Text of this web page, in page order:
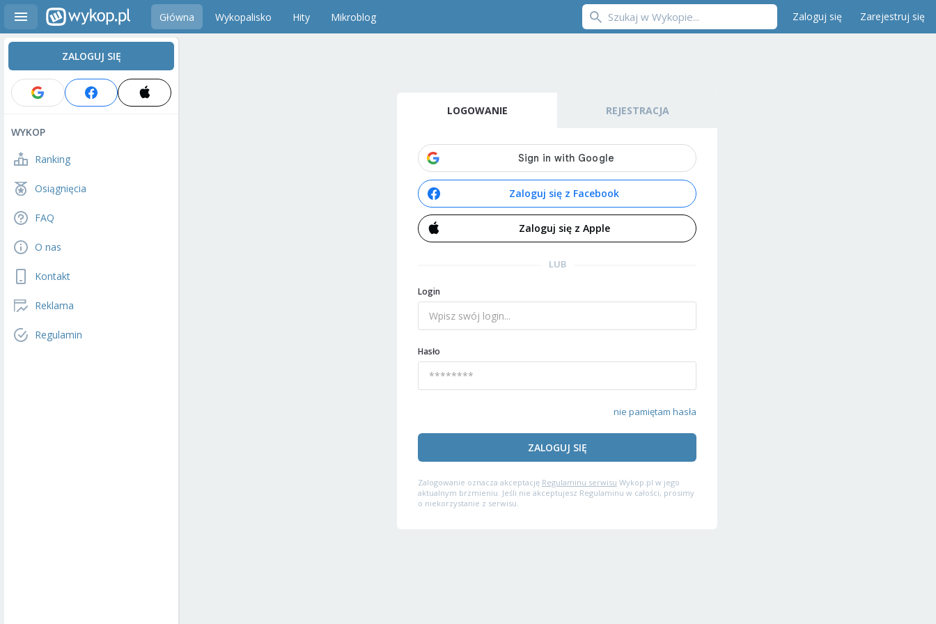
Główna Wykopalisko Hity Mikroblog Zaloguj się Zarejestruj się
ZALOGUJ SIĘ
WYKOP
Ranking
Osiągnięcia
FAQ
O nas
Kontakt
Reklama
Regulamin
LOGOWANIE REJESTRACJA
Zaloguj się z Facebook
Zaloguj się z Apple
LUB
Login
Hasło
nie pamiętam hasła
ZALOGUJ SIĘ
Zalogowanie oznacza akceptację Regulaminu serwisu Wykop.pl w jego
aktualnym brzmieniu. Jeśli nie akceptujesz Regulaminu w całości, prosimy
o niekorzystanie z serwisu.